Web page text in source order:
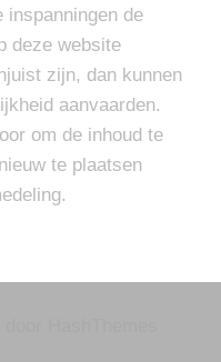
inspanningen de
deze website
zijn, dan kunnen
aanvaarden.
om de inhoud te
te plaatsen